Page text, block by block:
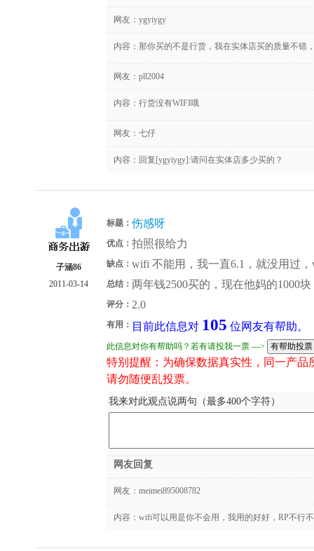
网友： ygyiygy
内容：那你买的不是行货，我在实体店买的质量不错
网友： pll2004
内容：行货没有WIFI哦
网友： 七仔
内容：回复[ygyiygy]:请问在实体店多少买的？
子涵86
2011-03-14
标题： 伤感呀
优点： 拍照很给力
缺点： wifi 不能用，我一直6.1，就没用过
总结： 两年钱2500买的，现在他妈的1000
评分： 2.0
有用： 目前此信息对 105 位网友有帮助。
此信息对你有帮助吗？若有请投我一票 --->
特别提醒：为确保数据真实性，同一产
请勿随便乱投票。
我来对此观点说两句（最多400个字符）
网友回复
网友： meimei895008782
内容：wifi可以用是你不会用，我用的好好，RP不行